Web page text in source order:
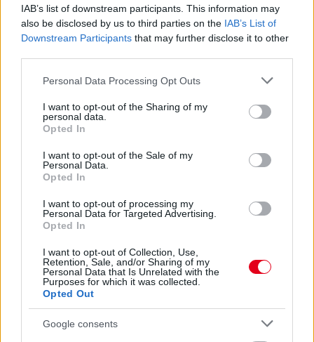
IAB’s list of downstream participants. This information may
also be disclosed by us to third parties on the IAB’s List of
Downstream Participants that may further disclose it to other
Please note that this website/app uses one or more Google
not limited to your visit or usage behaviour. You may click to
grant or deny consent to Google and its third-party tags to
use your data for below specified purposes in below Google
consent section.
Personal Data Processing Opt Outs
I want to opt-out of the Sharing of my
personal data.
Opted In
I want to opt-out of the Sale of my
Personal Data.
Opted In
I want to opt-out of processing my
Personal Data for Targeted Advertising.
Opted In
I want to opt-out of Collection, Use,
Retention, Sale, and/or Sharing of my
Personal Data that Is Unrelated with the
Purposes for which it was collected.
Opted Out
Google consents
Hakkinen megtartaná a Norris-Piastri párost a
McLarennél, nem borítaná fel Verstappenért
1 napja
Megvan, mikor kezdődik az F1-es Bahreini Nagydíj
Malajziában